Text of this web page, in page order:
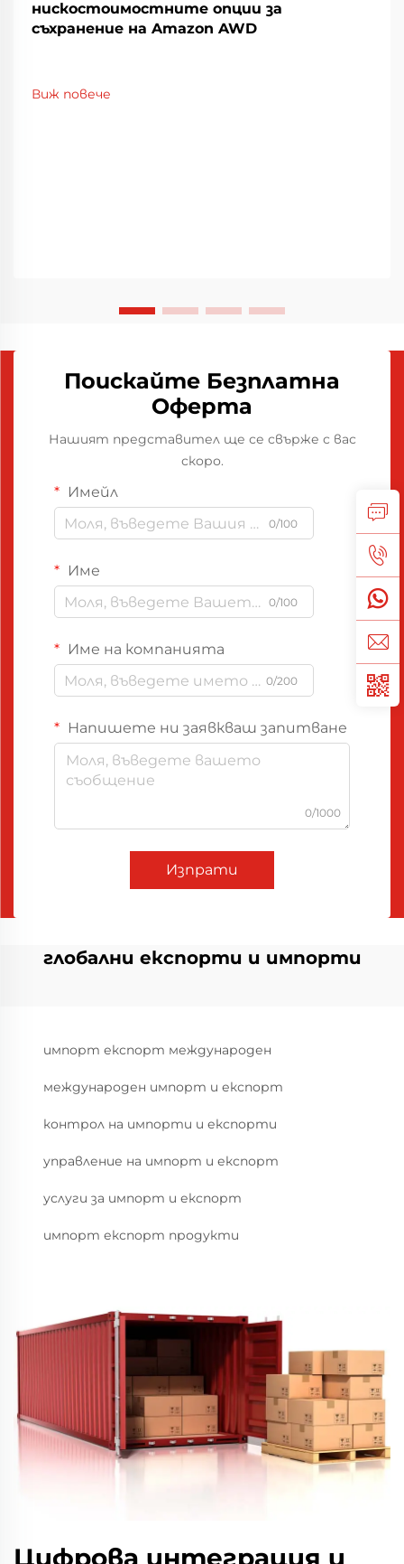
нискостоимостните опции за
съхранение на Amazon AWD
Виж повече
Поискайте Безплатна
Оферта
Нашият представител ще се свърже с вас
скоро.
Имейл
0/100
Име
0/100
Име на компанията
0/200
Напишете ни заявкваш запитване
0/1000
Изпрати
глобални експорти и импорти
импорт експорт международен
международен импорт и експорт
контрол на импорти и експорти
управление на импорт и експорт
услуги за импорт и експорт
импорт експорт продукти
Цифрова интеграция и